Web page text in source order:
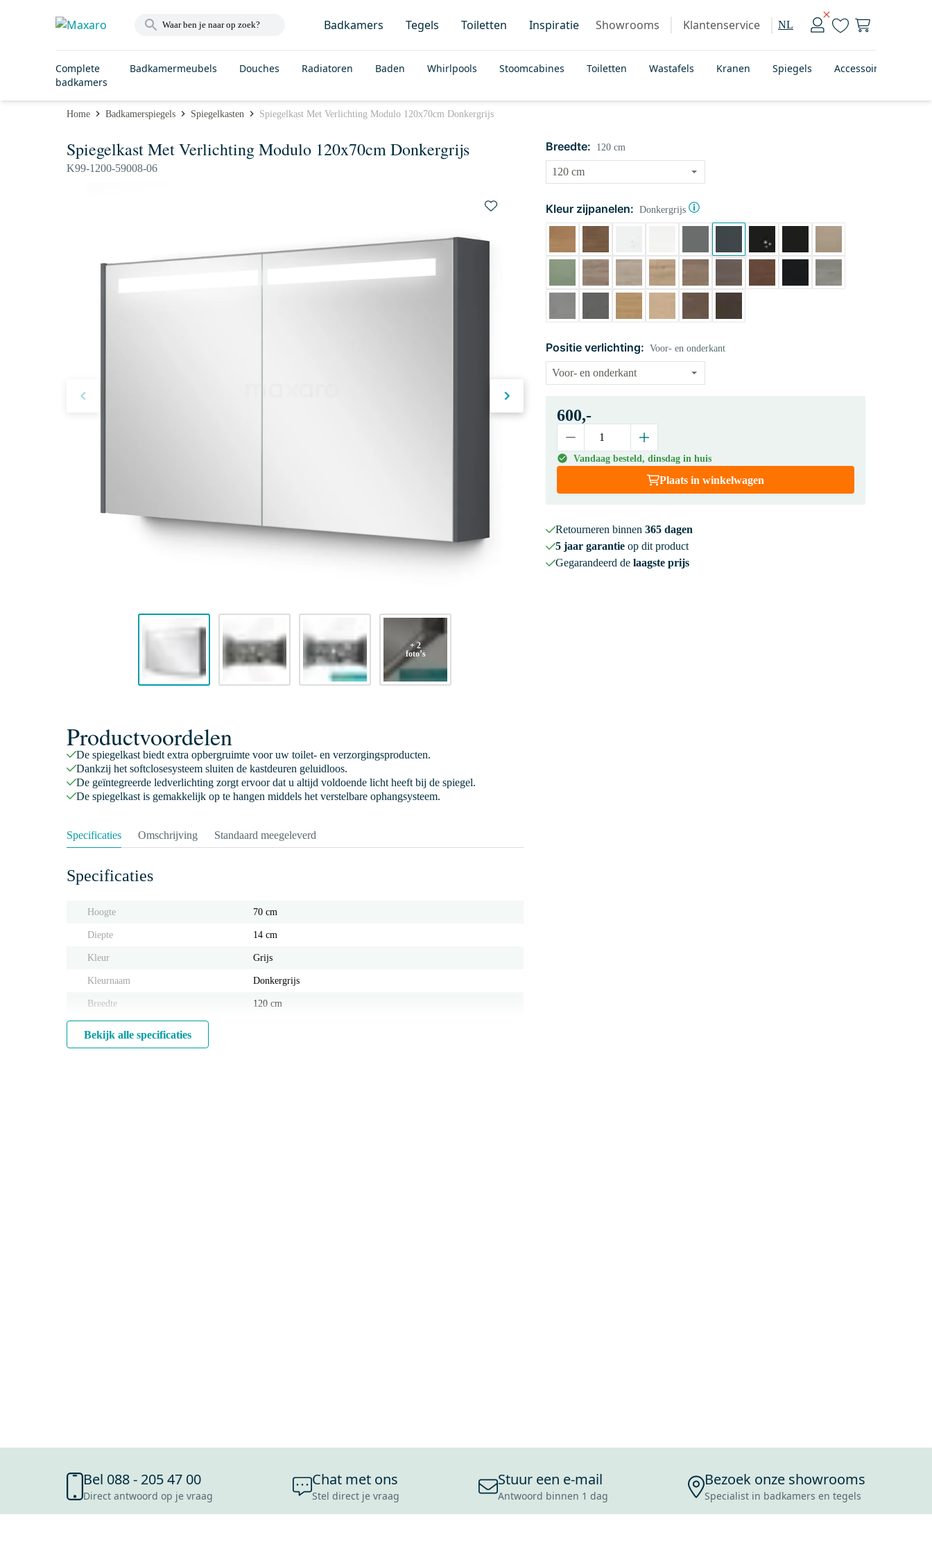
Badkamers Tegels Toiletten Inspiratie Showrooms Klantenservice NL
Complete
badkamers
Badkamermeubels Douches Radiatoren Baden Whirlpools Stoomcabines Toiletten Wastafels Kranen Spiegels Accessoires
Home Badkamerspiegels Spiegelkasten Spiegelkast Met Verlichting Modulo 120x70cm Donkergrijs
Spiegelkast Met Verlichting Modulo 120x70cm Donkergrijs
K99-1200-59008-06
+ 2
foto’s
Breedte: 120 cm
Kleur zijpanelen: Donkergrijs
Positie verlichting: Voor- en onderkant
600,-
Vandaag besteld, dinsdag in huis
Plaats in winkelwagen
Retourneren binnen 365 dagen
5 jaar garantieop dit product
Gegarandeerd de laagste prijs
Productvoordelen
De spiegelkast biedt extra opbergruimte voor uw toilet- en verzorgingsproducten.
Dankzij het softclosesysteem sluiten de kastdeuren geluidloos.
De geïntegreerde ledverlichting zorgt ervoor dat u altijd voldoende licht heeft bij de spiegel.
De spiegelkast is gemakkelijk op te hangen middels het verstelbare ophangsysteem.
Specificaties Omschrijving Standaard meegeleverd
Specificaties
Hoogte 70 cm
Diepte 14 cm
Kleur Grijs
Kleurnaam Donkergrijs
Breedte 120 cm
Bekijk alle specificaties
Bel 088 - 205 47 00
Direct antwoord op je vraag
Chat met ons
Stel direct je vraag
Stuur een e-mail
Antwoord binnen 1 dag
Bezoek onze showrooms
Specialist in badkamers en tegels